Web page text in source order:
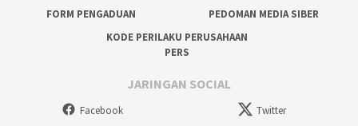
FORM PENGADUAN
PEDOMAN MEDIA SIBER
KODE PERILAKU PERUSAHAAN
PERS
JARINGAN SOCIAL
Facebook Twitter